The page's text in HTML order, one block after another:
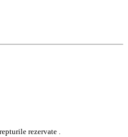
rezervate .